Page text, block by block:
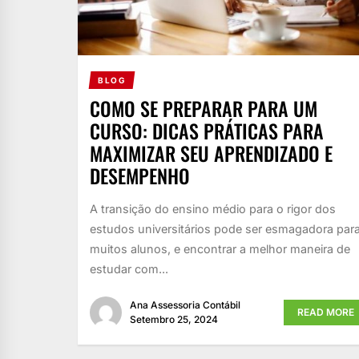
BLOG
COMO SE PREPARAR PARA UM
CURSO: DICAS PRÁTICAS PARA
MAXIMIZAR SEU APRENDIZADO E
DESEMPENHO
A transição do ensino médio para o rigor dos
estudos universitários pode ser esmagadora
muitos alunos, e encontrar a melhor maneira de
estudar com...
Ana Assessoria Contábil
Setembro 25, 2024
READ MORE